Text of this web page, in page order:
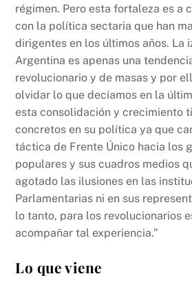
régimen. Pero esta fortaleza es a
con la política sectariaque han
dirigentes en los últimos años. La
Argentina es apenas una
revolucionario y de masas y por
olvidar lo que decíamos en la
esta consolidación y crecimiento
concretos en su política ya que
táctica de Frente Único hacia los
populares y sus cuadros medios
agotado las ilusiones en las
Parlamentarias ni en sus
lo tanto, para los revolucionarios
acompañar tal experiencia.”
Lo que viene